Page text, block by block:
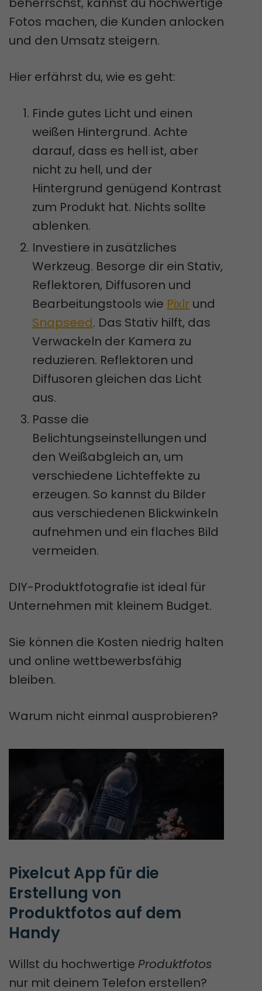
Fotos machen, die Kunden anlocken
und den Umsatz steigern.
Hier erfährst du, wie es geht:
Finde gutes Licht und einen
weißen Hintergrund. Achte
darauf, dass es hell ist, aber
nicht zu hell, und der
Hintergrund genügend Kontrast
zum Produkt hat. Nichts sollte
ablenken.
Investiere in zusätzliches
Werkzeug. Besorge dir ein Stativ,
Reflektoren, Diffusoren und
Bearbeitungstools wie Pixlr und
Snapseed. Das Stativ hilft, das
Verwackeln der Kamera zu
reduzieren. Reflektoren und
Diffusoren gleichen das Licht
aus.
Passe die
Belichtungseinstellungen und
den Weißabgleich an, um
verschiedene Lichteffekte zu
erzeugen. So kannst du Bilder
aus verschiedenen Blickwinkeln
aufnehmen und ein flaches Bild
vermeiden.
DIY-Produktfotografie ist ideal für
Unternehmen mit kleinem Budget.
Sie können die Kosten niedrig halten
und online wettbewerbsfähig
bleiben.
Warum nicht einmal ausprobieren?
Pixelcut App für die
Erstellung von
Produktfotos auf dem
Handy
Willst du hochwertige Produktfotos
nur mit deinem Telefon erstellen?